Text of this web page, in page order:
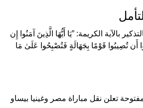
بالآية الكريمة: يَا أَيُّهَا الَّذِينَ آمَنُوا إِن
أَن تُصِيبُوا قَوْمًا بِجَهَالَةٍ فَتُصْبِحُوا عَلَىٰ مَا
تعلن نقل مباراة مصر وغينيا بيساو